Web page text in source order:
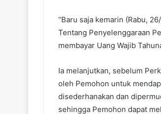
“Baru saja kemarin (Rabu,
Tentang Penyelenggaraan
membayar Uang Wajib
Ia melanjutkan, sebelum
oleh Pemohon untuk
disederhanakan dan
sehingga Pemohon dapat